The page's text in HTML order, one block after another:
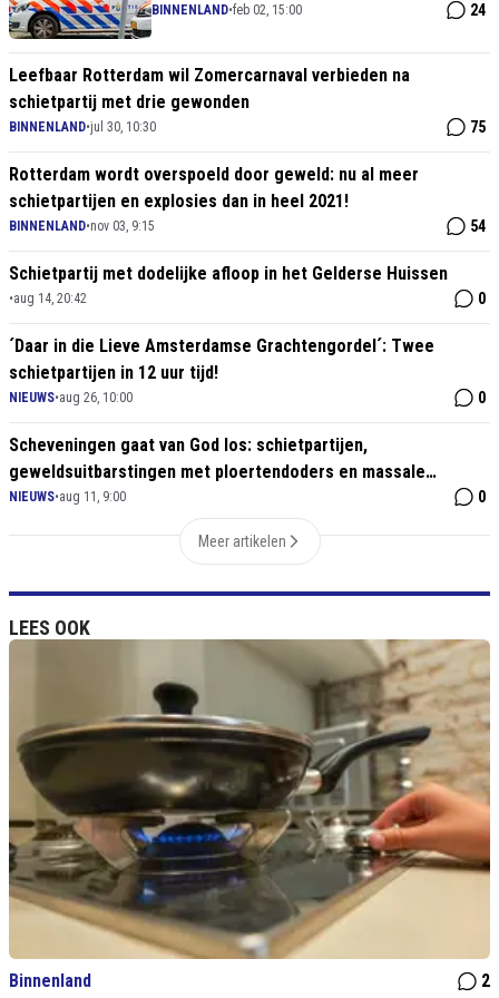
in zalencentrum
BINNENLAND•feb 02, 15:00 24
Leefbaar Rotterdam wil Zomercarnaval verbieden na
schietpartij met drie gewonden
BINNENLAND•jul 30, 10:30 75
Rotterdam wordt overspoeld door geweld: nu al meer
schietpartijen en explosies dan in heel 2021!
BINNENLAND•nov 03, 9:15 54
Schietpartij met dodelijke afloop in het Gelderse Huissen
•aug 14, 20:42 0
´Daar in die Lieve Amsterdamse Grachtengordel´: Twee
schietpartijen in 12 uur tijd!
NIEUWS•aug 26, 10:00 0
Scheveningen gaat van God los: schietpartijen,
geweldsuitbarstingen met ploertendoders en massale
wanordelijkheden
NIEUWS•aug 11, 9:00 0
Meer artikelen
LEES OOK
Binnenland
2